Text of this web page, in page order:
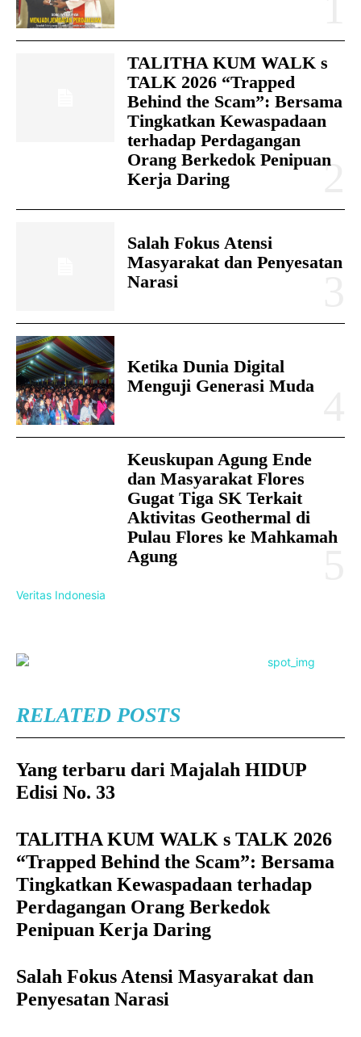
TALITHA KUM WALK s
TALK 2026 “Trapped
Behind the Scam”: Bersama
Tingkatkan Kewaspadaan
terhadap Perdagangan
Orang Berkedok Penipuan
Kerja Daring
Salah Fokus Atensi
Masyarakat dan Penyesatan
Narasi
Ketika Dunia Digital
Menguji Generasi Muda
Keuskupan Agung Ende
dan Masyarakat Flores
Gugat Tiga SK Terkait
Aktivitas Geothermal di
Pulau Flores ke Mahkamah
Agung
Veritas Indonesia
RELATED POSTS
Yang terbaru dari Majalah HIDUP
Edisi No. 33
TALITHA KUM WALK s TALK 2026
“Trapped Behind the Scam”: Bersama
Tingkatkan Kewaspadaan terhadap
Perdagangan Orang Berkedok
Penipuan Kerja Daring
Salah Fokus Atensi Masyarakat dan
Penyesatan Narasi